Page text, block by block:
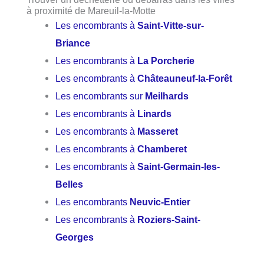
à proximité de Mareuil-la-Motte
Les encombrants àSaint-Vitte-sur-
Briance
Les encombrants à La Porcherie
Les encombrants àChâteauneuf-la-Forêt
Les encombrants sur Meilhards
Les encombrants à Linards
Les encombrants à Masseret
Les encombrants àChamberet
Les encombrants àSaint-Germain-les-
Belles
Les encombrants Neuvic-Entier
Les encombrants à Roziers-Saint-
Georges